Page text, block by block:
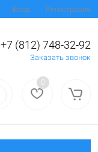
Вход Регистрация
+7 (812) 748-32-92
Заказать звонок
0